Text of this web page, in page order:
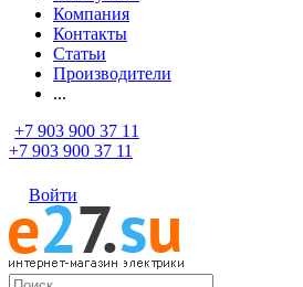
Компания
Контакты
Статьи
Производители
...
+7 903 900 37 11
+7 903 900 37 11
Войти